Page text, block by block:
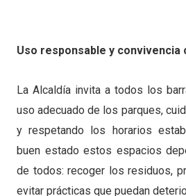
Uso responsable y convivencia
La Alcaldía invita a todos los
uso adecuado de los parques,
y respetando los horarios
buen estado estos espacios
de todos: recoger los residuos,
evitar prácticas que puedan